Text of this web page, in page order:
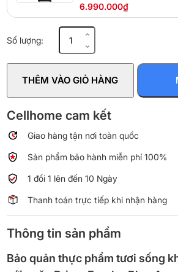
6.990.000₫
Số lượng:lạnh
550
lít
Door
NR-
số
lượng
THÊM VÀO GIỎ HÀNG
Cellhome cam kết
Giao hàng tận nơi toàn quốc
Sản phẩm bảo hành miễn phí 100%
1 đổi 1 lên đến 10 Ngày
Thanh toán trực tiếp khi nhận hàng
Thông tin sản phẩm
Bảo quản thực phẩm tươi sống